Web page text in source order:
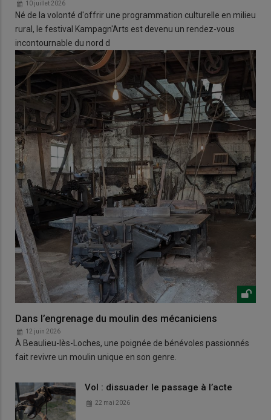
10 juillet 2026
Né de la volonté d'offrir une programmation culturelle en milieu
rural, le festival Kampagn'Arts est devenu un rendez-vous
incontournable du nord d
Dans l’engrenage du moulin des mécaniciens
12 juin 2026
À Beaulieu-lès-Loches, une poignée de bénévoles passionnés
fait revivre un moulin unique en son genre.
Vol : dissuader le passage à l’acte
22 mai 2026